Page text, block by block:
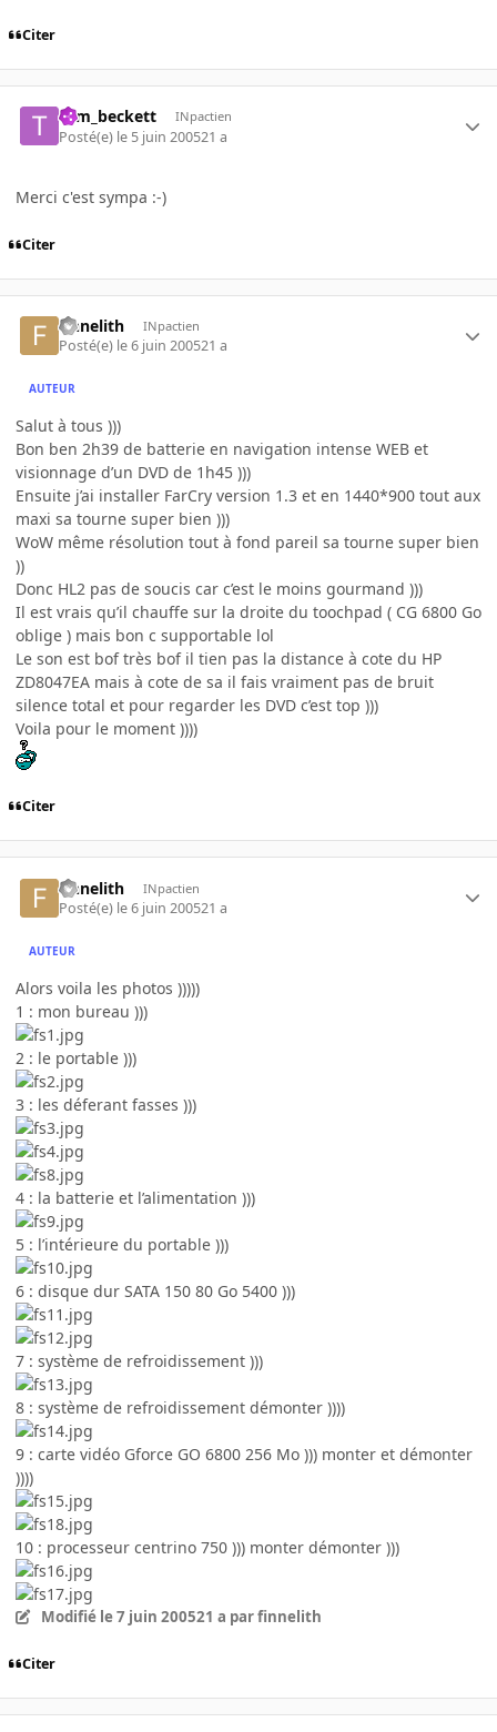
Citer
tom_beckett INpactien
Posté(e) le 5 juin 200521 a
Merci c'est sympa :-)
Citer
finnelith INpactien
Posté(e) le 6 juin 200521 a
AUTEUR
Salut à tous )))
Bon ben 2h39 de batterie en navigation intense WEB et
visionnage d’un DVD de 1h45 )))
Ensuite j’ai installer FarCry version 1.3 et en 1440*900 tout aux
maxi sa tourne super bien )))
WoW même résolution tout à fond pareil sa tourne super bien
))
Donc HL2 pas de soucis car c’est le moins gourmand )))
Il est vrais qu’il chauffe sur la droite du toochpad ( CG 6800 Go
oblige ) mais bon c supportable lol
Le son est bof très bof il tien pas la distance à cote du HP
ZD8047EA mais à cote de sa il fais vraiment pas de bruit
silence total et pour regarder les DVD c’est top )))
Voila pour le moment ))))
Citer
finnelith INpactien
Posté(e) le 6 juin 200521 a
AUTEUR
Alors voila les photos )))))
1 : mon bureau )))
2 : le portable )))
3 : les déferant fasses )))
4 : la batterie et l’alimentation )))
5 : l’intérieure du portable )))
6 : disque dur SATA 150 80 Go 5400 )))
7 : système de refroidissement )))
8 : système de refroidissement démonter ))))
9 : carte vidéo Gforce GO 6800 256 Mo ))) monter et démonter
))))
10 : processeur centrino 750 ))) monter démonter )))
Modifié le 7 juin 200521 a par finnelith
Citer